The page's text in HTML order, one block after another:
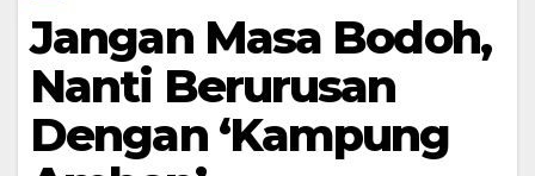
Jangan Masa Bodoh,
Nanti Berurusan
Dengan ‘Kampung